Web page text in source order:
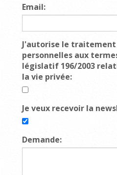
Email:
J'autorise le traitement
personnelles aux
législatif 196/2003
la vie privée:
Je veux recevoir la
Demande: